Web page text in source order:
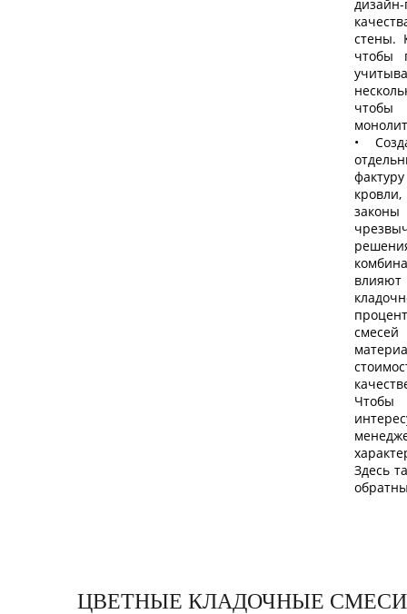
стены.
чтобы
чтобы
•
Здесь
печи,
можно
водой,
часа.
время
в
ЦВЕТНЫЕ КЛАДОЧНЫЕ